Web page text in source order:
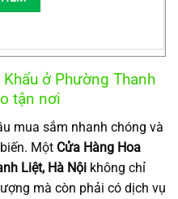
ở Phường Thanh
tận nơi
mua sắm nhanh chóng và
Một Cửa Hàng Hoa
Liệt, Hà Nội không chỉ
mà còn phải có dịch vụ